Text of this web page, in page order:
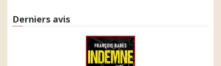
Derniers avis